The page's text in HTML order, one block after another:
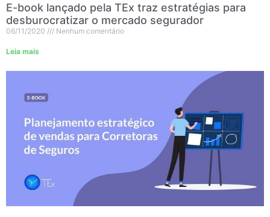
E-book lançado pela TEx traz estratégias para
desburocratizar o mercado segurador
06/11/2020 Nenhum comentário
Leia mais